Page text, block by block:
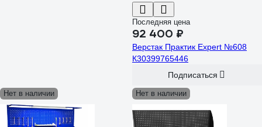
Последняя цена
92 400 ₽
Верстак Практик Expert №608
К30399765446
Подписаться
Нет в наличии Нет в наличии